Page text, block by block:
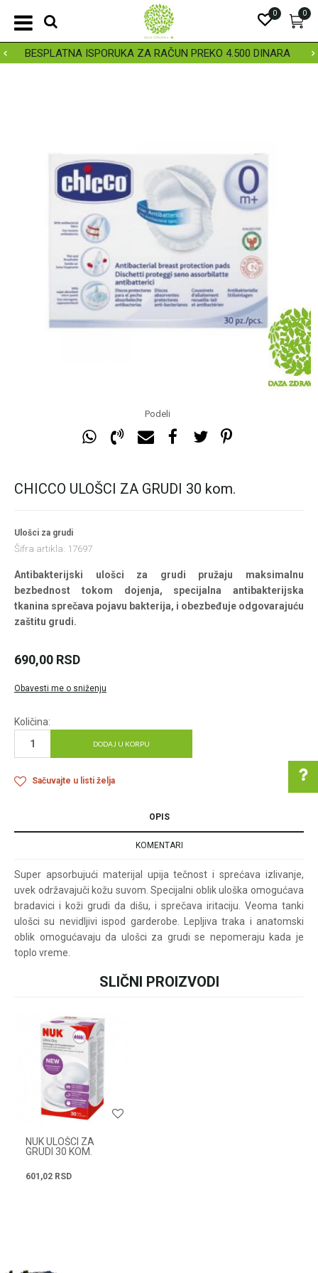
BESPLATNA ISPORUKA ZA RAČUN PREKO 4.500 DINARA
0
0
Podeli
CHICCO ULOŠCI ZA GRUDI 30 kom.
Ulošci za grudi
Šifra artikla: 17697
Antibakterijski ulošci za grudi pružaju maksimalnu
bezbednost tokom dojenja, specijalna antibakterijska
tkanina sprečava pojavu bakterija, i obezbeđuje odgovarajuću
zaštitu grudi.
690,00 RSD
Obavesti me o sniženju
Količina:
DODAJ U KORPU
Sačuvajte u listi želja
Pomoć pri kupovini
Za više informacija u
vezi online porudžbine
pišite nam:
customers@oazazdrav
+381631105804
OPIS
KOMENTARI
Super apsorbujući materijal upija tečnost i sprećava izlivanje,
uvek održavajuči kožu suvom. Specijalni oblik uloška omogućava
bradavici i koži grudi da dišu, i sprečava iritaciju. Veoma tanki
ulošci su nevidljivi ispod garderobe. Lepljiva traka i anatomski
oblik omogućavaju da ulošci za grudi se nepomeraju kada je
toplo vreme.
SLIČNI PROIZVODI
NUK ULOŠCI ZA
GRUDI 30 KOM.
601,02 RSD